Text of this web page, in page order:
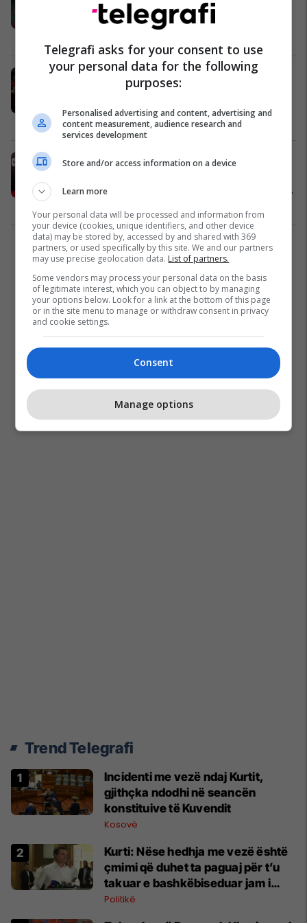
thuhet se do të publikohet në gusht
të këtij viti
Netflix do të sjellë "La Casa de
Papel" edhe në version korean pas
TV / Film 02/12/2020
Sot është një nga aktoret më të
ndryshimi që 'Tokyo' ka pësuar ndër
1
Trend Telegrafi
Incidenti me vezë ndaj Kurtit,
gjithçka ndodhi në seancën
konstituive të Kuvendit
Kosovë
Kurti: Nëse hedhja me vezë është
çmimi që duhet ta paguaj për t’u
takuar e bashkëbiseduar jam i
lumtur ta bëj këtë
Politikë
Telegrafi asks for your consent to use
your personal data for the following
purposes:
Personalised advertising and content, advertising and
content measurement, audience research and
services development
Store and/or access information on a device
Learn more
Your personal data will be processed and information from
your device (cookies, unique identifiers, and other device
data) may be stored by, accessed by and shared with 369
partners, or used specifically by this site. We and our partners
may use precise geolocation data. List of partners.
Some vendors may process your personal data on the basis
of legitimate interest, which you can object to by managing
your options below. Look for a link at the bottom of this page
or in the site menu to manage or withdraw consent in privacy
and cookie settings.
Consent
Manage options